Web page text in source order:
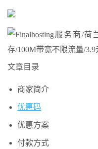
文章目录
商家简介
优惠码
优惠方案
付款方式